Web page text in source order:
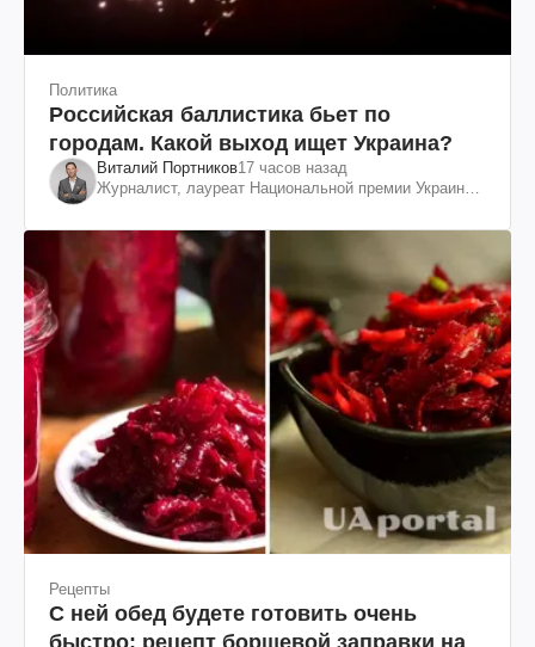
Политика
Российская баллистика бьет по
городам. Какой выход ищет Украина?
Виталий Портников17 часов назад
Журналист, лауреат Национальной премии Украины
Рецепты
С ней обед будете готовить очень
быстро: рецепт борщевой заправки на